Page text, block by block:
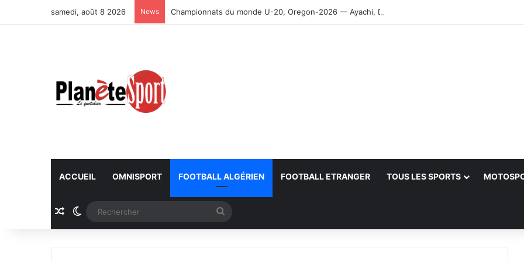
samedi, août 8 2026 News Championnats du monde U-20, Oregon-2026 — Ayachi, Dissa, Touahria et Ghezali en finale
ACCUEIL OMNISPORT FOOTBALL ALGÉRIEN FOOTBALL ETRANGER TOUS LES SPORTS
Article Aléatoire
Switch skin